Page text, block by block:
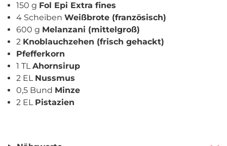
150 g Fol Epi Extra fines
4 Scheiben Weißbrote (französisch)
600 g Melanzani (mittelgroß)
2 Knoblauchzehen (frisch gehackt)
Pfefferkorn
1 TLAhornsirup
2 EL Nussmus
0,5 Bund Minze
2 EL Pistazien